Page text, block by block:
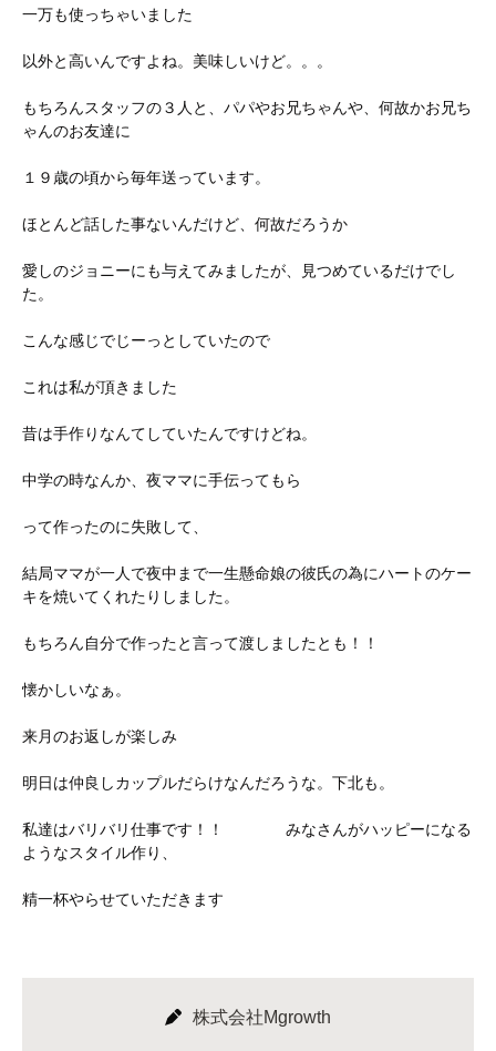
一万も使っちゃいました
以外と高いんですよね。美味しいけど。。。
もちろんスタッフの３人と、パパやお兄ちゃんや、何故かお兄ち
ゃんのお友達に
１９歳の頃から毎年送っています。
ほとんど話した事ないんだけど、何故だろうか
愛しのジョニーにも与えてみましたが、見つめているだけでし
た。
こんな感じでじーっとしていたので
これは私が頂きました
昔は手作りなんてしていたんですけどね。
中学の時なんか、夜ママに手伝ってもら
って作ったのに失敗して、
結局ママが一人で夜中まで一生懸命娘の彼氏の為にハートのケー
キを焼いてくれたりしました。
もちろん自分で作ったと言って渡しましたとも！！
懐かしいなぁ。
来月のお返しが楽しみ
明日は仲良しカップルだらけなんだろうな。下北も。
私達はバリバリ仕事です！！ みなさんがハッピーになる
ようなスタイル作り、
精一杯やらせていただきます
株式会社Mgrowth